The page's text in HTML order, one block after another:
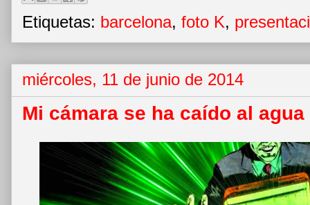
Etiquetas: barcelona, foto K,
miércoles, 11 de junio de 2014
Mi cámara se ha caído al